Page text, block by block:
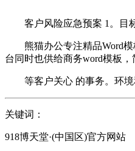
客户风险应急预案 1。目标
熊猫办公专注精品Word模
台同时也供给商务word模板
等客户关心 的事务。环境
关键词：
918博天堂·(中国区)官方网站